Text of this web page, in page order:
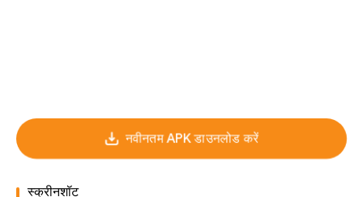
नवीनतम APK डाउनलोड करें
स्क्रीनशॉट